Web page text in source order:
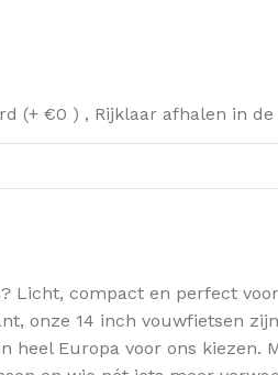
(+ €0 ) , Rijklaar afhalen in
Licht, compact en perfect
onze 14 inch vouwfietsen
heel Europa voor ons